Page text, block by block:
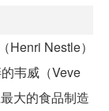
Henri Nestle）
韦威（Veve
大的食品制造